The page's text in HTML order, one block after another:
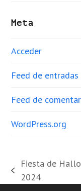
Meta
Acceder
Feed de entradas
Feed de
WordPress.org
previous
Fiesta de
2024